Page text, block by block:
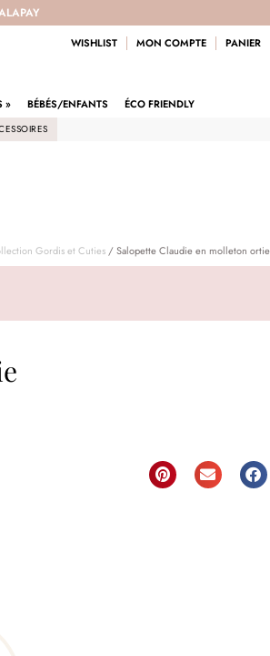
WISHLIST MON COMPTE PANIER
» BÉBÉS/ENFANTS ÉCO FRIENDLY
Gordis et Cuties / Salopette Claudie en molleton ortie